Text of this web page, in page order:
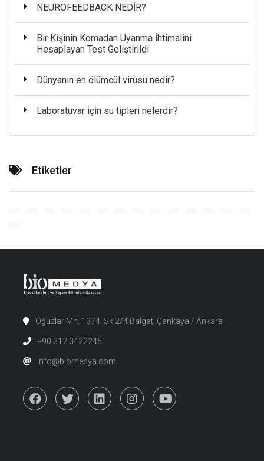
NEUROFEEDBACK NEDİR?
Bir Kişinin Komadan Uyanma İhtimalini
Hesaplayan Test Geliştirildi
Dünyanın en ölümcül virüsü nedir?
Laboratuvar için su tipleri nelerdir?
Etiketler
Oğuzlar Mh. 1374. Sk 2/4 Balgat, Çankaya / Ankara
+90 312 3422245
info@biomedya.com